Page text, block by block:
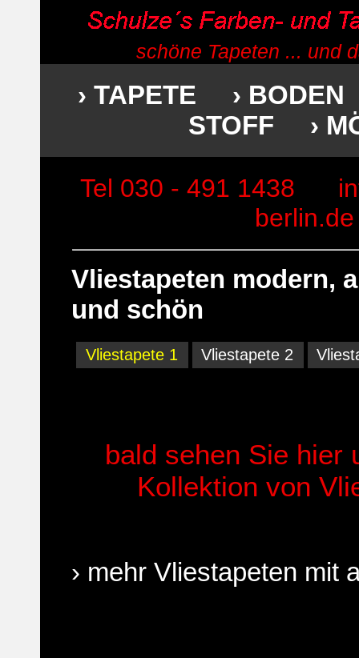
schöne Tapeten ... und
› TAPETE
› BODEN
STOFF ›
Tel 030 - 491 1438
berlin.de
Vliestapeten modern,
und schön
Vliestapete 1 Vliestapete 2
bald sehen Sie hier
Kollektion von
› mehr Vliestapeten mit